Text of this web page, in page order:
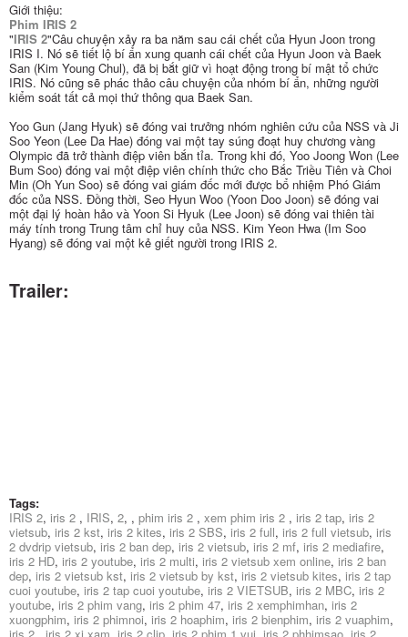
Giới thiệu:
Phim IRIS 2
"IRIS 2"Câu chuyện xảy ra ba năm sau cái chết của Hyun Joon trong
IRIS I. Nó sẽ tiết lộ bí ẩn xung quanh cái chết của Hyun Joon và Baek
San (Kim Young Chul), đã bị bắt giữ vì hoạt động trong bí mật tổ chức
IRIS. Nó cũng sẽ phác thảo câu chuyện của nhóm bí ẩn, những người
kiểm soát tất cả mọi thứ thông qua Baek San.
Yoo Gun (Jang Hyuk) sẽ đóng vai trưởng nhóm nghiên cứu của NSS và Ji
Soo Yeon (Lee Da Hae) đóng vai một tay súng đoạt huy chương vàng
Olympic đã trở thành điệp viên bắn tỉa. Trong khi đó, Yoo Joong Won (Lee
Bum Soo) đóng vai một điệp viên chính thức cho Bắc Triều Tiên và Choi
Min (Oh Yun Soo) sẽ đóng vai giám đốc mới được bổ nhiệm Phó Giám
đốc của NSS. Đồng thời, Seo Hyun Woo (Yoon Doo Joon) sẽ đóng vai
một đại lý hoàn hảo và Yoon Si Hyuk (Lee Joon) sẽ đóng vai thiên tài
máy tính trong Trung tâm chỉ huy của NSS. Kim Yeon Hwa (Im Soo
Hyang) sẽ đóng vai một kẻ giết người trong IRIS 2.
Trailer:
Tags:
IRIS 2, iris 2 , IRIS, 2, , phim iris 2 , xem phim iris 2 , iris 2 tap, iris 2
vietsub, iris 2 kst, iris 2 kites, iris 2 SBS, iris 2 full, iris 2 full vietsub, iris
2 dvdrip vietsub, iris 2 ban dep, iris 2 vietsub, iris 2 mf, iris 2 mediafire,
iris 2 HD, iris 2 youtube, iris 2 multi, iris 2 vietsub xem online, iris 2 ban
dep, iris 2 vietsub kst, iris 2 vietsub by kst, iris 2 vietsub kites, iris 2 tap
cuoi youtube, iris 2 tap cuoi youtube, iris 2 VIETSUB, iris 2 MBC, iris 2
youtube, iris 2 phim vang, iris 2 phim 47, iris 2 xemphimhan, iris 2
xuongphim, iris 2 phimnoi, iris 2 hoaphim, iris 2 bienphim, iris 2 vuaphim,